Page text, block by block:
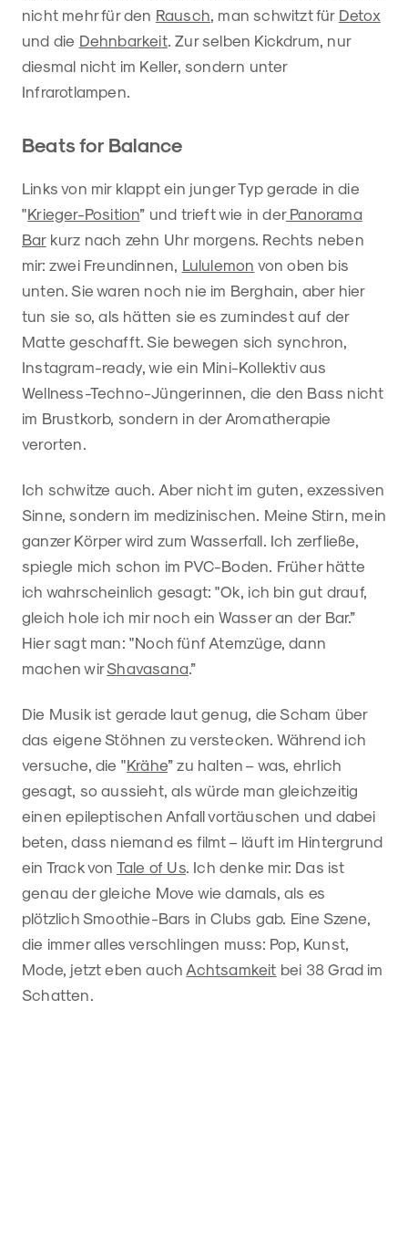
nicht mehr für den Rausch, man schwitzt für Detox
und die Dehnbarkeit. Zur selben Kickdrum, nur
diesmal nicht im Keller, sondern unter
Infrarotlampen.
Beats for Balance
Links von mir klappt ein junger Typ gerade in die
"Krieger-Position” und trieft wie in derPanorama
Barkurz nach zehn Uhr morgens. Rechts neben
mir: zwei Freundinnen, Lululemon von oben bis
unten. Sie waren noch nie im Berghain, aber hier
tun sie so, als hätten sie es zumindest auf der
Matte geschafft. Sie bewegen sich synchron,
Instagram-ready, wie ein Mini-Kollektiv aus
Wellness-Techno-Jüngerinnen, die den Bass nicht
im Brustkorb, sondern in der Aromatherapie
verorten.
Ich schwitze auch. Aber nicht im guten, exzessiven
Sinne, sondern im medizinischen. Meine Stirn, mein
ganzer Körper wird zum Wasserfall. Ich zerfließe,
spiegle mich schon im PVC-Boden. Früher hätte
ich wahrscheinlich gesagt: "Ok, ich bin gut drauf,
gleich hole ich mir noch ein Wasser an der Bar.”
Hier sagt man: "Noch fünf Atemzüge, dann
machen wirShavasana.”
Die Musik ist gerade laut genug, die Scham über
das eigene Stöhnen zu verstecken. Während ich
versuche, die "Krähe” zu halten – was, ehrlich
gesagt, so aussieht, als würde man gleichzeitig
einen epileptischen Anfall vortäuschen und dabei
beten, dass niemand es filmt – läuft im Hintergrund
ein Track von Tale of Us. Ich denke mir: Das ist
genau der gleiche Move wie damals, als es
plötzlich Smoothie-Bars in Clubs gab. Eine Szene,
die immer alles verschlingen muss: Pop, Kunst,
Mode, jetzt eben auch Achtsamkeit bei 38 Grad im
Schatten.